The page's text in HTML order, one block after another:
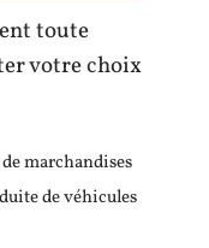
toute
votre choix
marchandises
de véhicules